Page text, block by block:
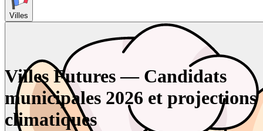
Villes
Villes Futures — Candidats
municipales 2026 et projections
climatiques